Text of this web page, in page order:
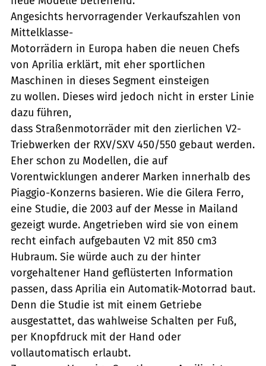
Angesichts hervorragender Verkaufszahlen von
Mittelklasse-
Motorrädern in Europa haben die neuen Chefs
von Aprilia erklärt, mit eher sportlichen
Maschinen in dieses Segment einsteigen
zu wollen. Dieses wird jedoch nicht in erster Linie
dazu führen,
dass Straßenmotorräder mit den zierlichen V2-
Triebwerken der RXV/SXV 450/550 gebaut werden.
Eher schon zu Modellen, die auf
Vorentwicklungen anderer Marken innerhalb des
Piaggio-Konzerns basieren. Wie die Gilera Ferro,
eine Studie, die 2003 auf der Messe in Mailand
gezeigt wurde. Angetrieben wird sie von einem
recht einfach aufgebauten V2 mit 850 cm3
Hubraum. Sie würde auch zu der hinter
vorgehaltener Hand geflüsterten Information
passen, dass Aprilia ein Automatik-Motorrad baut.
Denn die Studie ist mit einem Getriebe
ausgestattet, das wahlweise Schalten per Fuß,
per Knopfdruck mit der Hand oder
vollautomatisch erlaubt.